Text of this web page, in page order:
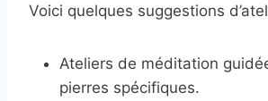
Voici quelques suggestions
Ateliers de méditation
pierres spécifiques.